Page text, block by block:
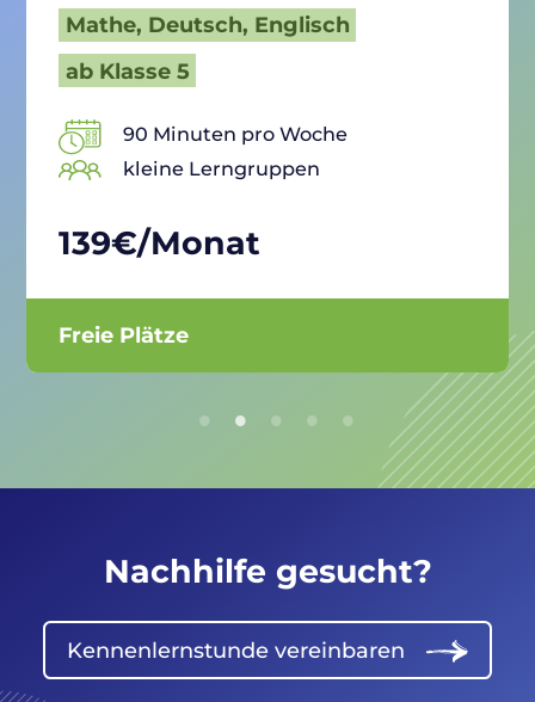
Mathe, Deutsch, Englisch
ab Klasse 5
90 Minuten pro Woche
kleine Lerngruppen
139€/Monat
Freie Plätze
Nachhilfe gesucht?
Kennenlernstunde vereinbaren